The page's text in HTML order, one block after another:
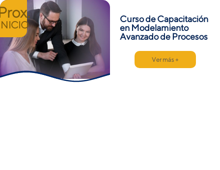
Curso de Capacitación
en Modelamiento
Avanzado de Procesos
Ver más +